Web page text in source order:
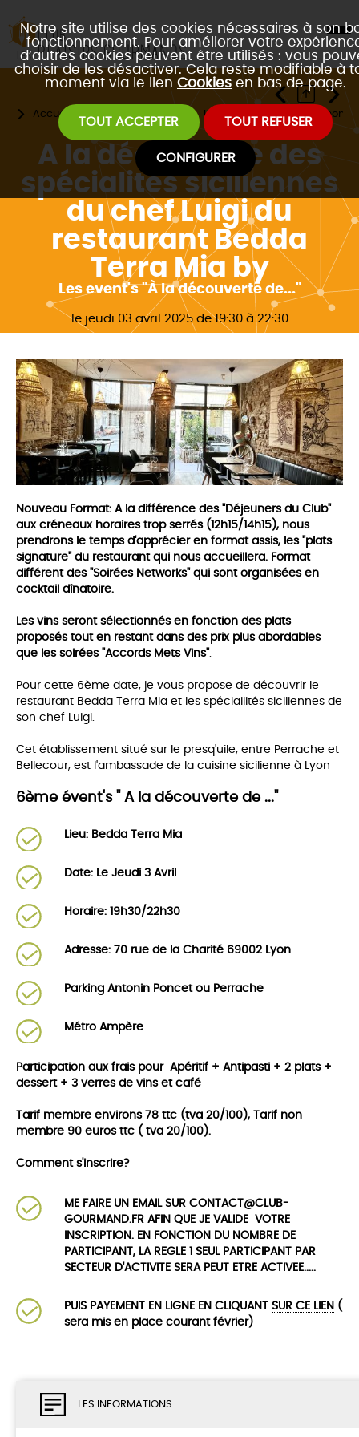
Notre site utilise des cookies nécessaires à son
fonctionnement. Pour améliorer votre
d’autres cookies peuvent être utilisés : vous
choisir de les désactiver. Cela reste modifiable à
moment via le lien Cookies en bas de page.
TOUT ACCEPTER TOUT REFUSER
CONFIGURER
Accueil Les évènements Les 3 formats de
A la découverte des
spécialités siciliennes
du chef Luigi du
restaurant Bedda
Terra Mia by
Les event's "À la découverte de..."
le jeudi 03 avril 2025 de 19:30 à 22:30
LES INFORMATIONS
Nouveau Format: A la différence des "Déjeuners du Club"
aux créneaux horaires trop serrés (12h15/14h15), nous
prendrons le temps d'apprécier en format assis, les "plats
signature" du restaurant qui nous accueillera. Format
différent des "Soirées Networks" qui sont organiséesen
cocktail dînatoire.
Les vins seront sélectionnés en fonction des plats
proposés tout en restant dans des prix plus abordables
que les soirées "Accords Mets Vins".
Pour cette 6ème date, je vous propose de découvrir le
restaurant Bedda Terra Mia et les spéciailités siciliennes de
son chef Luigi.
Cet établissement situé sur le presq'uile, entre Perrache et
Bellecour, est l'ambassade de la cuisine sicilienne à Lyon
6ème évent's " A la découverte de ..."
Lieu: Bedda Terra Mia
Date: Le Jeudi 3 Avril
Horaire: 19h30/22h30
Adresse: 70 rue de la Charité 69002 Lyon
Parking Antonin Poncet ou Perrache
Métro Ampère
Participation aux frais pour Apéritif + Antipasti + 2 plats +
dessert + 3 verres de vins et café
Tarif membre environs 78 ttc (tva 20/100), Tarif non
membre 90 euros ttc ( tva 20/100).
Comment s'inscrire?
ME FAIRE UN EMAIL SUR CONTACT@CLUB-
GOURMAND.FR AFIN QUE JE VALIDE VOTRE
INSCRIPTION. EN FONCTION DU NOMBRE DE
PARTICIPANT, LA REGLE 1 SEUL PARTICIPANT PAR
SECTEUR D'ACTIVITE SERA PEUT ETRE ACTIVEE.....
PUIS PAYEMENT EN LIGNE EN CLIQUANT SUR CE LIEN (
sera mis en place courant février)